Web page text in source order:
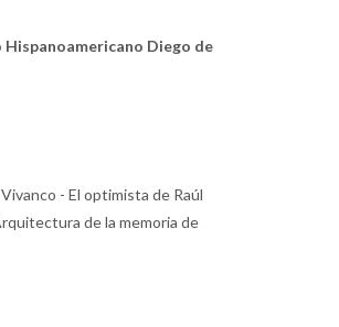
Diego de
- El optimista de Raúl
de la memoria de